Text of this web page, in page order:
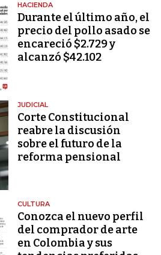
HACIENDA
Durante el último año, el
precio del pollo asado se
encareció $2.729 y
alcanzó $42.102
JUDICIAL
Corte Constitucional
reabre la discusión
sobre el futuro de la
reforma pensional
CULTURA
Conozca el nuevo perfil
del comprador de arte
en Colombia y sus